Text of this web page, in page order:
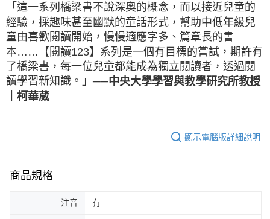
「這一系列橋梁書不說深奧的概念，而以接近兒童的
經驗，採趣味甚至幽默的童話形式，幫助中低年級兒
童由喜歡閱讀開始，慢慢適應字多、篇章長的書
本……【閱讀123】系列是一個有目標的嘗試，期許有
了橋梁書，每一位兒童都能成為獨立閱讀者，透過閱
讀學習新知識。」 ──中央大學學習與教學研究所教授
｜柯華葳
顯示電腦版詳細說明
商品規格
注音 有